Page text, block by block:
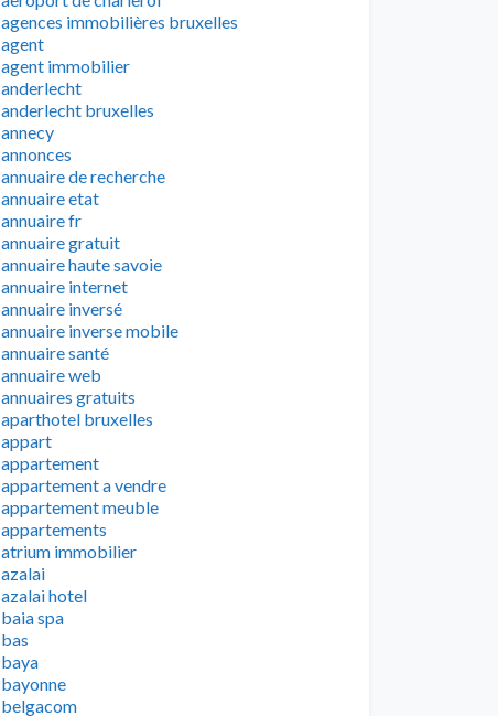
agences immobilières bruxelles
agent
agent immobilier
anderlecht
anderlecht bruxelles
annecy
annonces
annuaire de recherche
annuaire etat
annuaire fr
annuaire gratuit
annuaire haute savoie
annuaire internet
annuaire inversé
annuaire inverse mobile
annuaire santé
annuaire web
annuaires gratuits
aparthotel bruxelles
appart
appartement
appartement a vendre
appartement meuble
appartements
atrium immobilier
azalai
azalai hotel
baia spa
bas
baya
bayonne
belgacom